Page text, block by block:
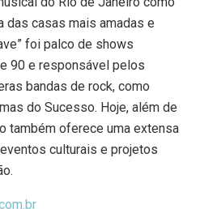
das casas mais amadas e
foi palco de shows
90 e responsável pelos
bandas de rock, como
do Sucesso. Hoje, além de
também oferece uma extensa
culturais e projetos